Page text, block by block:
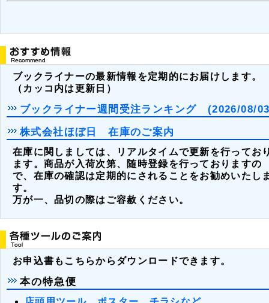
ブックライナーの最新情報を定期的にお届けします。
（カッコ内は更新日）
ブックライナー週間受注ランキング (2026/08/
株式会社ほぼ日 在庫のご案内
在庫に関しましては、リアルタイムで更新を行ってお
ます。商品が入荷次第、随時登録を行っておりますの
で、在庫の確認は定期的にされることをお勧めいたし
す。
万が一、品切の際はご容赦ください。
お申込書もこちらからダウンロードできます。
本の特急便